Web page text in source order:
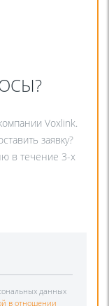
Voxlink.
заявку?
в течение 3-х
данных
в отношении